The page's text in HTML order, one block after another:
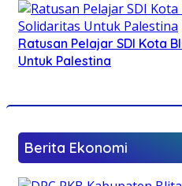
Ratusan Pelajar SDI Kota
Untuk Palestina
Berita Ekonomi